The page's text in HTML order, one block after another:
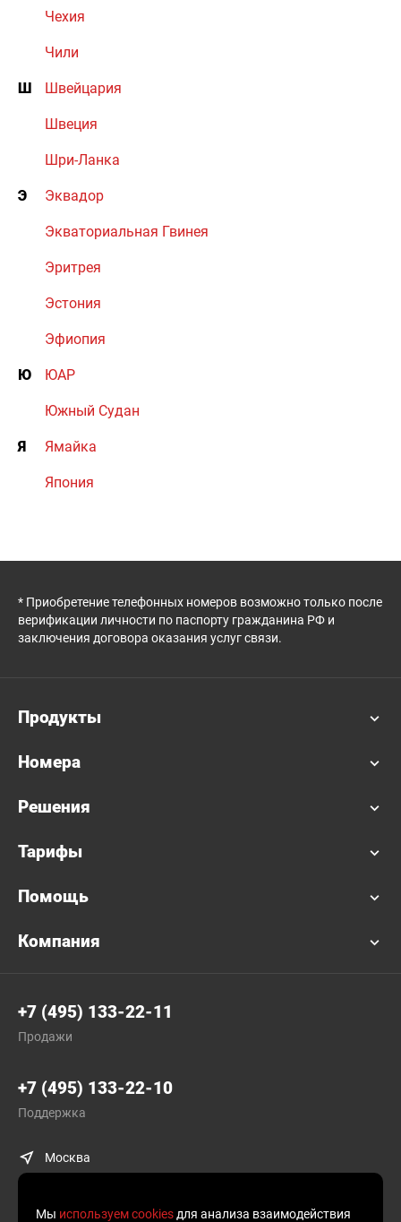
Чехия
Чили
Ш Швейцария
Швеция
Шри-Ланка
Э Эквадор
Экваториальная Гвинея
Эритрея
Эстония
Эфиопия
Ю ЮАР
Южный Судан
Я Ямайка
Япония
* Приобретение телефонных номеров возможно только после
верификации личности по паспорту гражданина РФ и
заключения договора оказания услуг связи.
Продукты
Номера
Решения
Тарифы
Помощь
Компания
+7 (495) 133-22-11
Продажи
+7 (495) 133-22-10
Поддержка
Москва
Мы используем cookies для анализа взаимодействия